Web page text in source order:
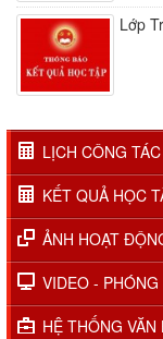
Lớp
LỊCH CÔNG
KẾT QUẢ HỌC
ẢNH HOẠT
VIDEO -
HỆ THỐNG VĂN